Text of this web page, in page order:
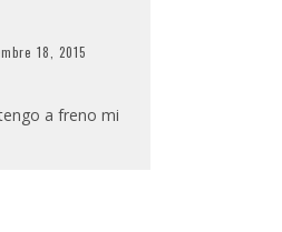
18, 2015
a freno mi